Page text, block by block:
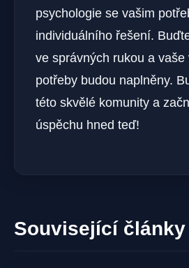
psychologie se vašim
individuálního řešení.
ve správných rukou a vaše
potřeby budou naplněny.
této skvělé komunity a
úspěchu hned teď!
Související články